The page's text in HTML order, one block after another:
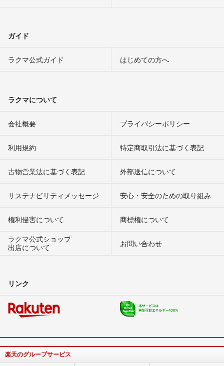
ガイド
ラクマ公式ガイド はじめての方へ
ラクマについて
会社概要 プライバシーポリシー
利用規約 特定商取引法に基づく表記
古物営業法に基づく表記 外部送信について
サステナビリティメッセージ 安心・安全のための取り組み
権利侵害について
商標権について
ラクマ公式ショップ
出店について
お問い合わせ
リンク
楽天のグループサービス